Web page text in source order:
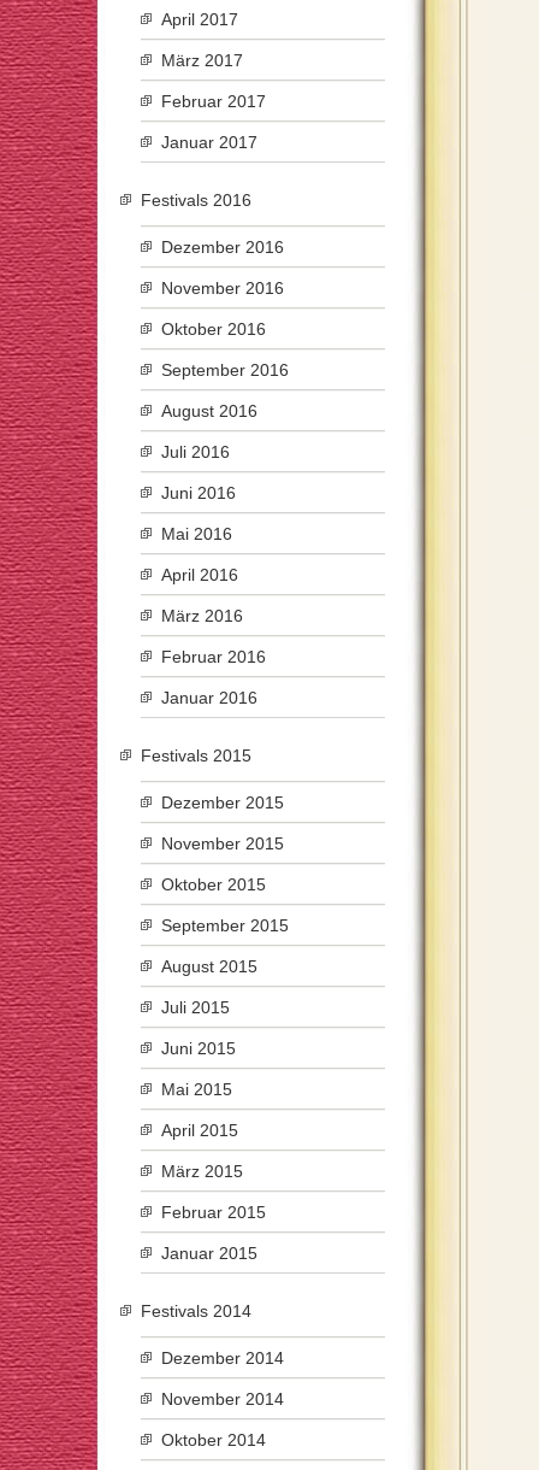
April 2017
März 2017
Februar 2017
Januar 2017
Festivals 2016
Dezember 2016
November 2016
Oktober 2016
September 2016
August 2016
Juli 2016
Juni 2016
Mai 2016
April 2016
März 2016
Februar 2016
Januar 2016
Festivals 2015
Dezember 2015
November 2015
Oktober 2015
September 2015
August 2015
Juli 2015
Juni 2015
Mai 2015
April 2015
März 2015
Februar 2015
Januar 2015
Festivals 2014
Dezember 2014
November 2014
Oktober 2014